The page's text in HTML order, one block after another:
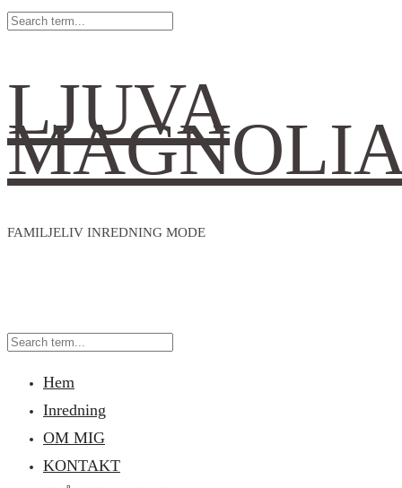
LJUVA
FAMILJELIV INREDNING MODE
Hem
Inredning
OM MIG
KONTAKT